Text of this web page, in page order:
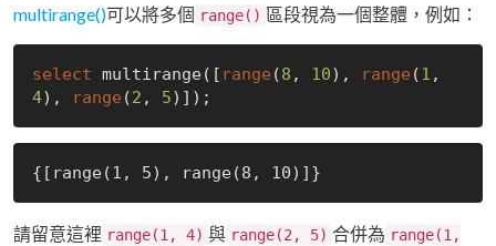
multirange()可以將多個 range() 區段視為一個整體，例如：
select multirange([ range (8 , 10), range (1
4), range (2 , 5
請留意這裡 range(1, 4) 與 range(2, 5) 合併為 range(1,